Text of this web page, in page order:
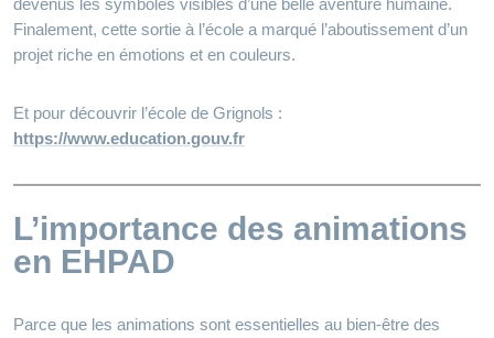
Finalement, cette sortie à l’école a marqué l’aboutissement d’un
projet riche en émotions et en couleurs.
Et pour découvrir l’école de Grignols :
https://www.education.gouv.fr
L’importance des animations
en EHPAD
Parce que les animations sont essentielles au bien-être des